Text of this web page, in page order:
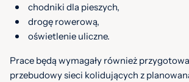
chodniki dla pieszych,
drogę rowerową,
oświetlenie uliczne.
Prace będą wymagały również
przebudowy sieci kolidujących z